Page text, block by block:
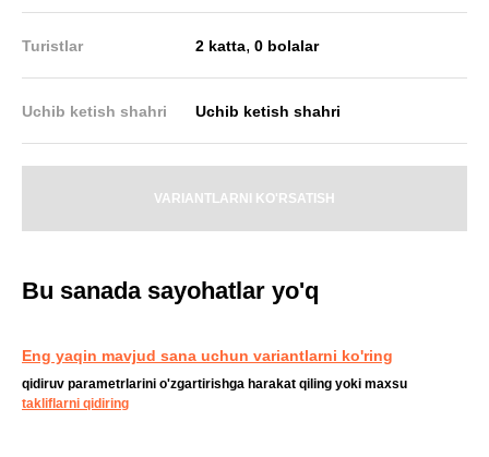
Turistlar 2 katta,0 bolalar
Uchib ketish shahri Uchib ketish shahri
VARIANTLARNI KO'RSATISH
Bu sanada sayohatlar yo'q
Eng yaqin mavjud sana uchun variantlarni ko'ring
qidiruv parametrlarini o'zgartirishga harakat qiling yoki maxsu
takliflarni qidiring